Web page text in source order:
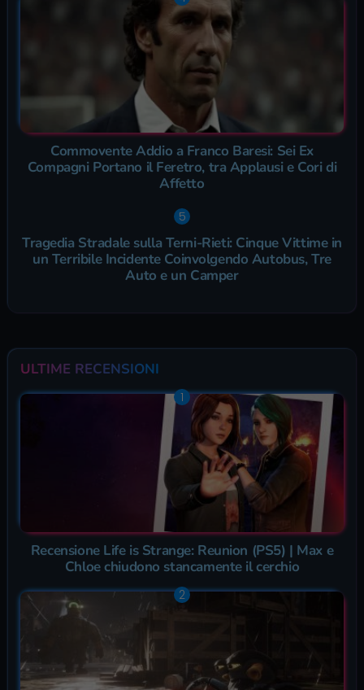
Commovente Addio a Franco Baresi: Sei Ex
Compagni Portano il Feretro, tra Applausi e Cori di
Affetto
Tragedia Stradale sulla Terni-Rieti: Cinque Vittime in
un Terribile Incidente Coinvolgendo Autobus, Tre
Auto e un Camper
ULTIME RECENSIONI
Recensione Life is Strange: Reunion (PS5) | Max e
Chloe chiudono stancamente il cerchio